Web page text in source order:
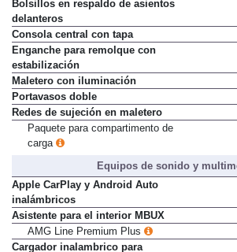
Bolsillos en respaldo de asientos
delanteros
Consola central con tapa
Enganche para remolque con
estabilización
Maletero con iluminación
Portavasos doble
Redes de sujeción en maletero
Paquete para compartimento de
Equipos de sonido y
Apple CarPlay y Android Auto
inalámbricos
Asistente para el interior MBUX
AMG Line Premium Plus